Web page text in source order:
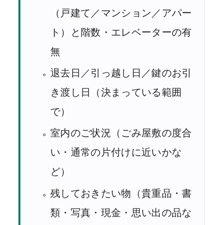
（戸建て／マンション／アパー
ト）と階数・エレベーターの有
無
退去日／引っ越し日／鍵のお引
き渡し日（決まっている範囲
で）
室内のご状況（ごみ屋敷の度合
い・通常の片付けに近いかな
ど）
残しておきたい物（貴重品・書
類・写真・現金・思い出の品な